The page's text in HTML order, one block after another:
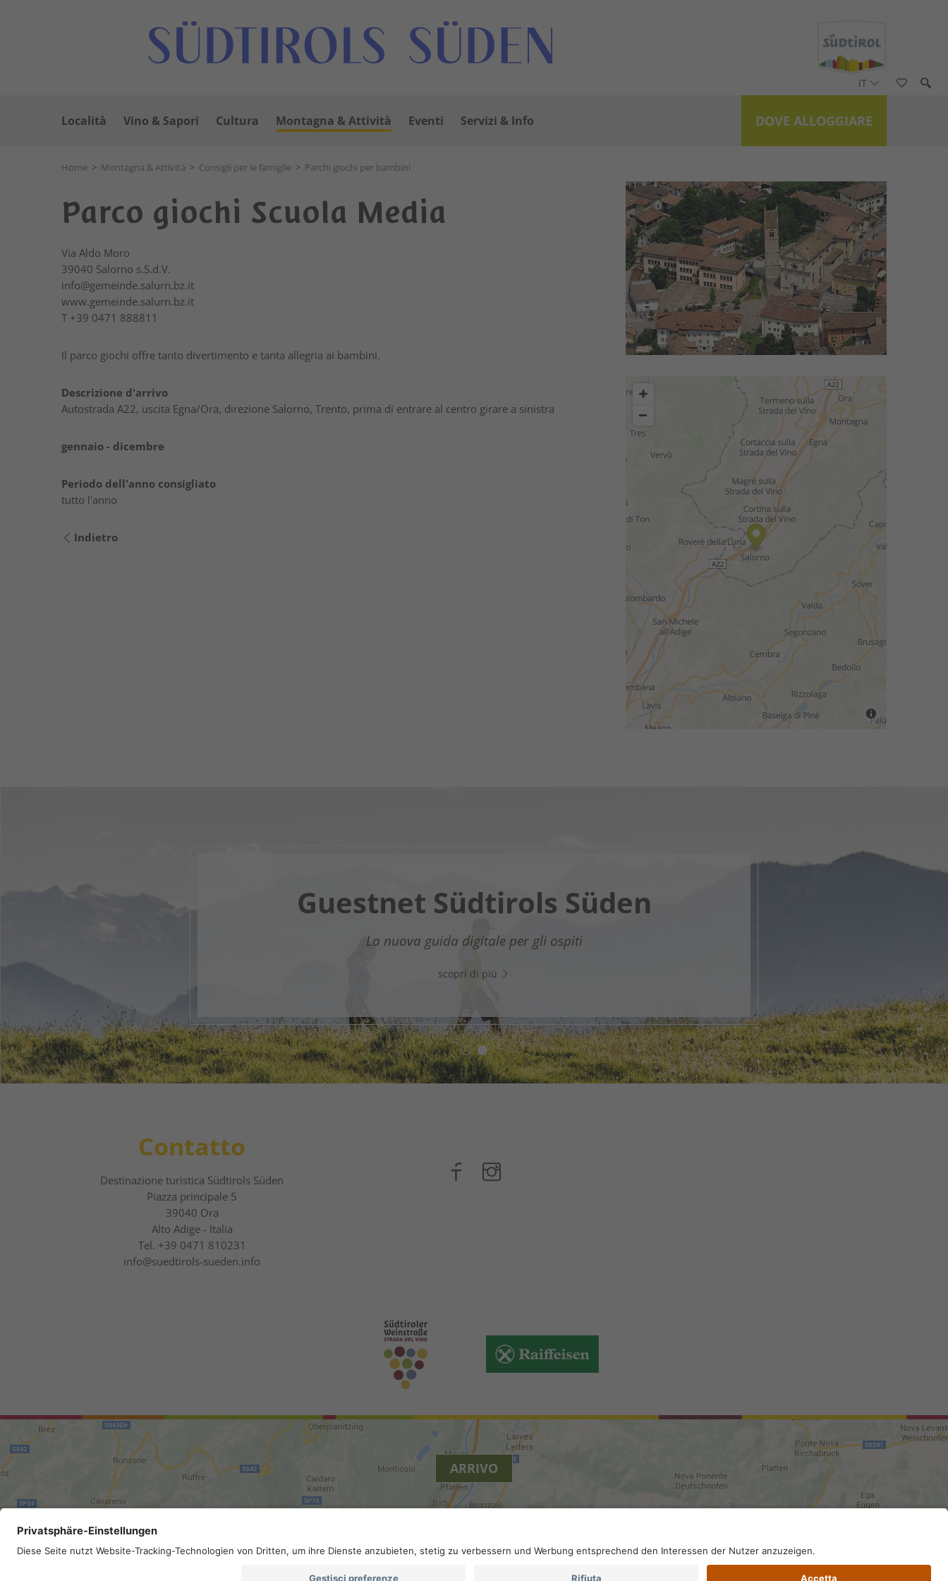
IT
DOVE ALLOGGIARE
Località Vino & Sapori Cultura Montagna & Attività Eventi Servizi & Info
Home > Montagna & Attività > Consigli per le famiglie > Parchi giochi per bambini
Parco giochi Scuola Media
Via Aldo Moro
39040 Salorno s.S.d.V.
info@gemeinde.salurn.bz.it
www.gemeinde.salurn.bz.it
T +39 0471 888811
Il parco giochi offre tanto divertimento e tanta allegria ai bambini.
Descrizione d'arrivo
Autostrada A22, uscita Egna/Ora, direzione Salorno, Trento, prima di entrare al centro girare a sinistra
gennaio - dicembre
Periodo dell'anno consigliato
tutto l'anno
Indietro
Chatbot OTTO
Il tuo assistente digitale nel Sud dell’Alto Adige - Clicca sul link, apri
WhatsApp e inizia subito a chattare!
scopri di più
Guestnet Südtirols Süden
La nuova guida digitale per gli ospiti
scopri di più
1 2
Contatto
Destinazione turistica Südtirols Süden
Piazza principale 5
39040 Ora
Alto Adige - Italia
Tel. +39 0471 810231
info@suedtirols-sueden.info
ARRIVO
Mappa del sito . Credits . Privacy . Accessibilità . Impostazioni privacy . Partita IVA IT 02296130210; SDI-Kodex: A4RZ960